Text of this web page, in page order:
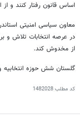
اساس قانون رفتار کنند و
معاون سیاسی امنیتی
در عرصه انتخابات تلاش و
از مخدوش کند.
گلستان شش حوزه
کد مطلب1482028